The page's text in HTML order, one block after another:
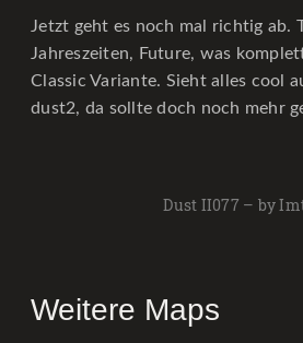
Jetzt geht es noch mal richtig ab.
Jahreszeiten, Future, was
Classic Variante. Sieht alles cool
dust2, da sollte doch noch mehr
Dust II077 – by
Weitere Maps